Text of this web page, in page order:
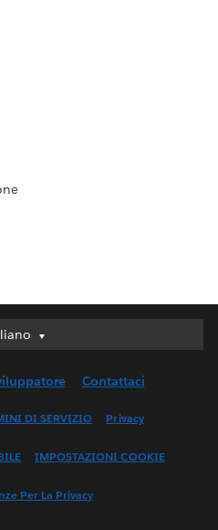
(UK)
(Canada)
Contattaci
DI SERVIZIO Privacy
IMPOSTAZIONI COOKIE
Per La Privacy